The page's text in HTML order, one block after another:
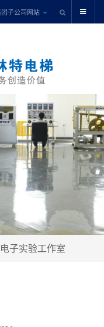
子公司网站
电子实验工作室